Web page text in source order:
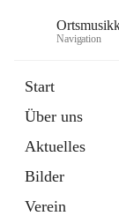
Navigation
Start
Über uns
Aktuelles
Bilder
Verein